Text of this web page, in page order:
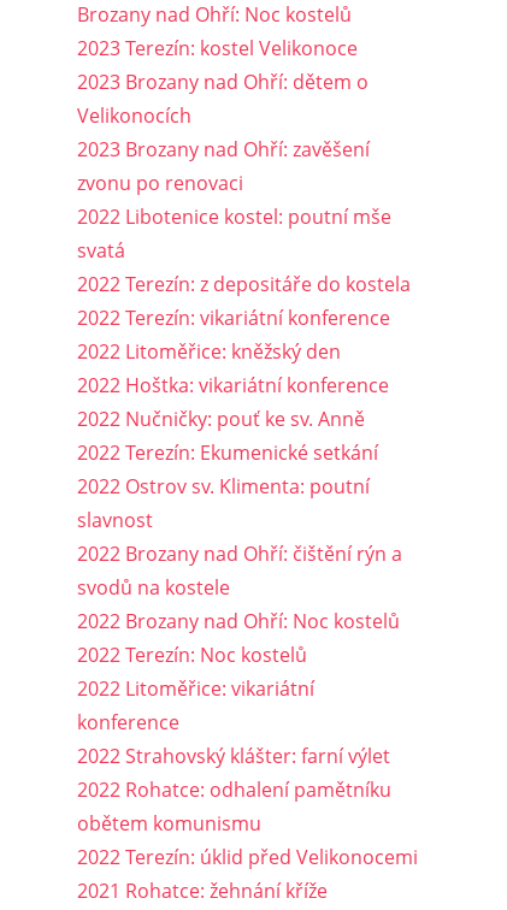
Brozany nad Ohří: Noc kostelů
2023 Terezín: kostel Velikonoce
2023 Brozany nad Ohří: dětem o
Velikonocích
2023 Brozany nad Ohří: zavěšení
zvonu po renovaci
2022 Libotenice kostel: poutní mše
svatá
2022 Terezín: z depositáře do kostela
2022 Terezín: vikariátní konference
2022 Litoměřice: kněžský den
2022 Hoštka: vikariátní konference
2022 Nučničky: pouť ke sv. Anně
2022 Terezín: Ekumenické setkání
2022 Ostrov sv. Klimenta: poutní
slavnost
2022 Brozany nad Ohří: čištění rýn a
svodů na kostele
2022 Brozany nad Ohří: Noc kostelů
2022 Terezín: Noc kostelů
2022 Litoměřice: vikariátní
konference
2022 Strahovský klášter: farní výlet
2022 Rohatce: odhalení pamětníku
obětem komunismu
2022 Terezín: úklid před Velikonocemi
2021 Rohatce: žehnání kříže